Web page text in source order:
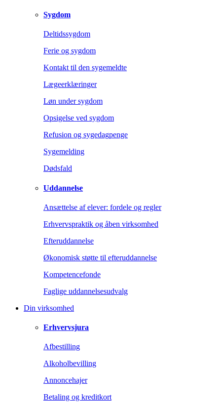
Sygdom
Deltidssygdom
Ferie og sygdom
Kontakt til den sygemeldte
Lægeerklæringer
Løn under sygdom
Opsigelse ved sygdom
Refusion og sygedagpenge
Sygemelding
Dødsfald
Uddannelse
Ansættelse af elever: fordele og regler
Erhvervspraktik og åben virksomhed
Efteruddannelse
Økonomisk støtte til efteruddannelse
Kompetencefonde
Faglige uddannelsesudvalg
Din virksomhed
Erhvervsjura
Afbestilling
Alkoholbevilling
Annoncehajer
Betaling og kreditkort